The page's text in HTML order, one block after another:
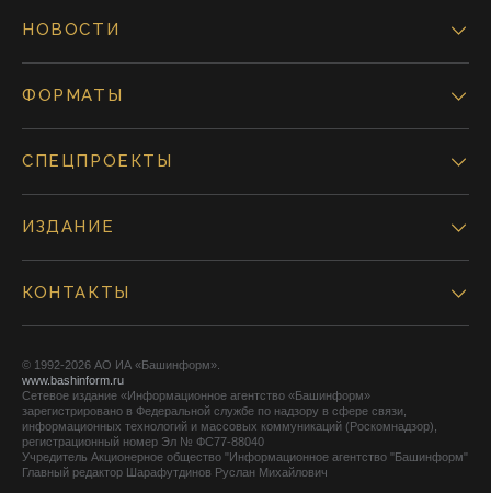
НОВОСТИ
ФОРМАТЫ
СПЕЦПРОЕКТЫ
ИЗДАНИЕ
КОНТАКТЫ
© 1992-2026 АО ИА «Башинформ».
www.bashinform.ru
Сетевое издание «Информационное агентство «Башинформ»
зарегистрировано в Федеральной службе по надзору в сфере связи,
информационных технологий и массовых коммуникаций (Роскомнадзор),
регистрационный номер Эл № ФС77-88040
Учредитель Акционерное общество "Информационное агентство "Башинформ"
Главный редактор Шарафутдинов Руслан Михайлович